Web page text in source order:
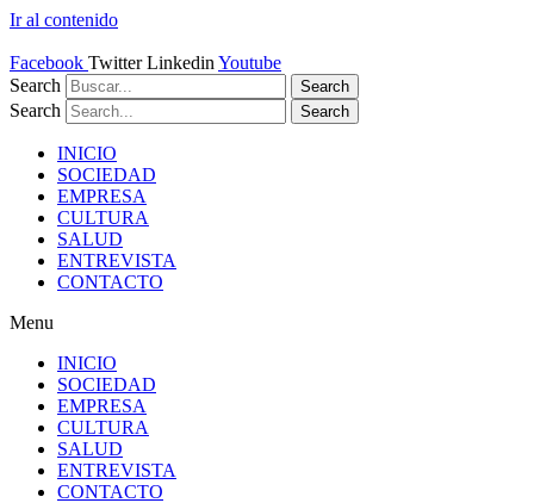
Ir al contenido
Facebook Twitter Linkedin Youtube
Search
Search
Search Search
INICIO
SOCIEDAD
EMPRESA
CULTURA
SALUD
ENTREVISTA
CONTACTO
Menu
INICIO
SOCIEDAD
EMPRESA
CULTURA
SALUD
ENTREVISTA
CONTACTO